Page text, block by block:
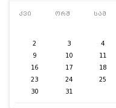
კვი ორშ სამ
2
3 4
9
10 11
16
17 18
23
24 25
30
31